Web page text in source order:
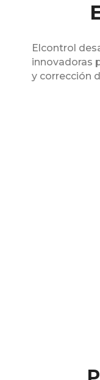
Elcontrol
innovadoras
y corrección